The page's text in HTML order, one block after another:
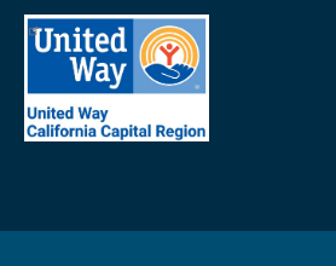
標
California
標
誌
United
Way
Region